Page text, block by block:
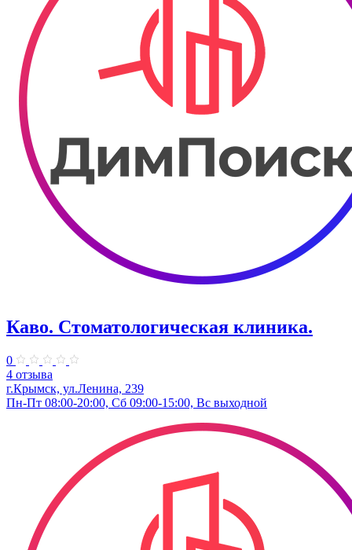
Каво. ​Стоматологическая клиника.
0
4 отзыва
г.Крымск, ул.Ленина, 239
Пн-Пт 08:00-20:00, Сб 09:00-15:00, Вс выходной